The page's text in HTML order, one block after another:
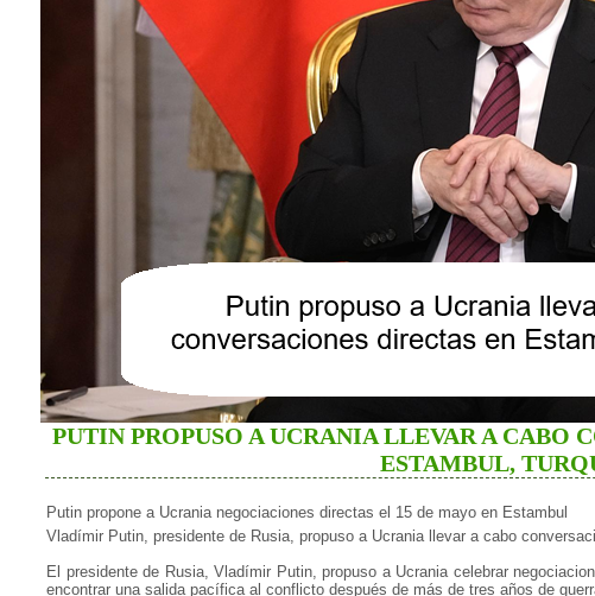
PUTIN PROPUSO A UCRANIA LLEVAR A CABO
ESTAMBUL,
Putin propone a Ucrania negociaciones directas el 15 de mayo en Estambul
Vladímir Putin, presidente de Rusia, propuso a Ucrania llevar a cabo
El presidente de Rusia, Vladímir Putin, propuso a Ucrania celebrar
encontrar una salida pacífica al conflicto después de más de tres años de